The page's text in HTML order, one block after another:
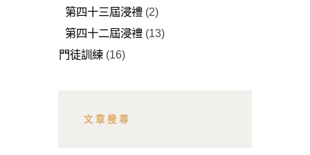
第四十三屆浸禮 (2)
第四十二屆浸禮 (13)
門徒訓練 (16)
文章搜尋